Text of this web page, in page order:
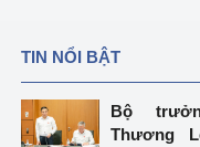
TIN NỔI BẬT
Bộ
Thương